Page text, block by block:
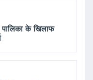
पालिका के खिलाफ